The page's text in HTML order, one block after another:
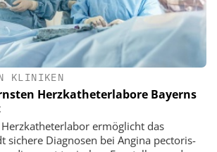
KLINIKEN
Herzkatheterlabore Bayerns
ermöglicht das
sichere Diagnosen bei Angina pectoris-